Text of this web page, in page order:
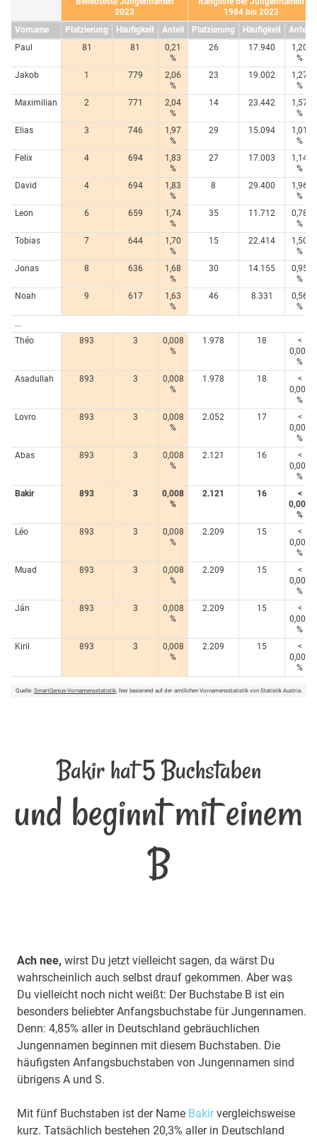
2023
1984 bis 2023
Vorname
Platzierung Häufigkeit Anteil Platzierung Häufigkeit
Anteil
Paul
81 81
0,21
%
26 17.940
1,20
%
Jakob
1 779
2,06
%
23 19.002
1,27
%
Maximilian
2 771
2,04
%
14 23.442
1,57
%
Elias
3 746
1,97
%
29 15.094
1,01
%
Felix
4 694
1,83
%
27 17.003
1,14
%
David
4 694
1,83
%
8 29.400
1,96
%
Leon
6 659
1,74
%
35 11.712
0,78
%
Tobias
7 644
1,70
%
15 22.414
1,50
%
Jonas
8 636
1,68
%
30 14.155
0,95
%
Noah
9 617
1,63
%
46 8.331
0,56
%
...
Théo
893 3
0,008
%
1.978 18
<
0,005
%
Asadullah
893 3
0,008
%
1.978 18
<
0,005
%
Lovro
893 3
0,008
%
2.052 17
<
0,005
%
Abas
893 3
0,008
%
2.121 16
<
0,005
%
Bakir
893 3
0,008
%
2.121 16
<
0,005
%
Léo
893 3
0,008
%
2.209 15
<
0,005
%
Muad
893 3
0,008
%
2.209 15
<
0,005
%
Ján
893 3
0,008
%
2.209 15
<
0,005
%
Kiril
893 3
0,008
%
2.209 15
<
0,005
%
Quelle: SmartGenius-Vornamensstatistik, hier basierend auf der amtlichen Vornamensstatistik von Statistik Austria.
Bakir hat 5 Buchstaben
und beginnt mit einem
B
Ach nee, wirst Du jetzt vielleicht sagen, da wärst Du
wahrscheinlich auch selbst drauf gekommen. Aber was
Du vielleicht noch nicht weißt: Der Buchstabe B ist ein
besonders beliebter Anfangsbuchstabe für Jungennamen.
Denn: 4,85% aller in Deutschland gebräuchlichen
Jungennamen beginnen mit diesem Buchstaben. Die
häufigsten Anfangsbuchstaben von Jungennamen sind
übrigens A und S.
Mit fünf Buchstaben ist der Name Bakirvergleichsweise
kurz. Tatsächlich bestehen 20,3% aller in Deutschland